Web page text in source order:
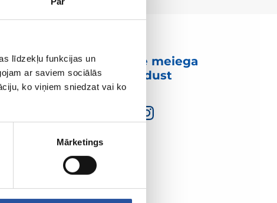
līdzekļu funkcijas un
ar saviem sociālās
ko viņiem sniedzat vai ko
Mārketings
Võtke meiega
ühendust